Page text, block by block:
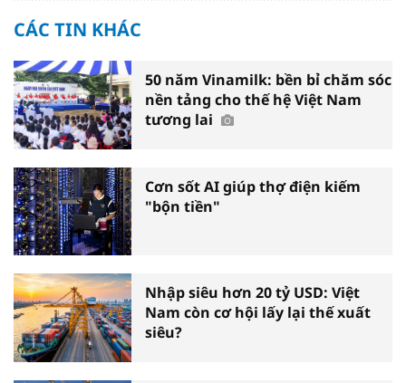
CÁC TIN KHÁC
50 năm Vinamilk: bền bỉ chăm sóc
nền tảng cho thế hệ Việt Nam
tương lai
Cơn sốt AI giúp thợ điện kiếm
"bộn tiền"
Nhập siêu hơn 20 tỷ USD: Việt
Nam còn cơ hội lấy lại thế xuất
siêu?